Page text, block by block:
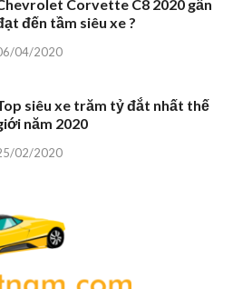
Corvette C8 2020 gần
đến tầm siêu xe ?
04/2020
siêu xe trăm tỷ đắt nhất thế
năm 2020
02/2020